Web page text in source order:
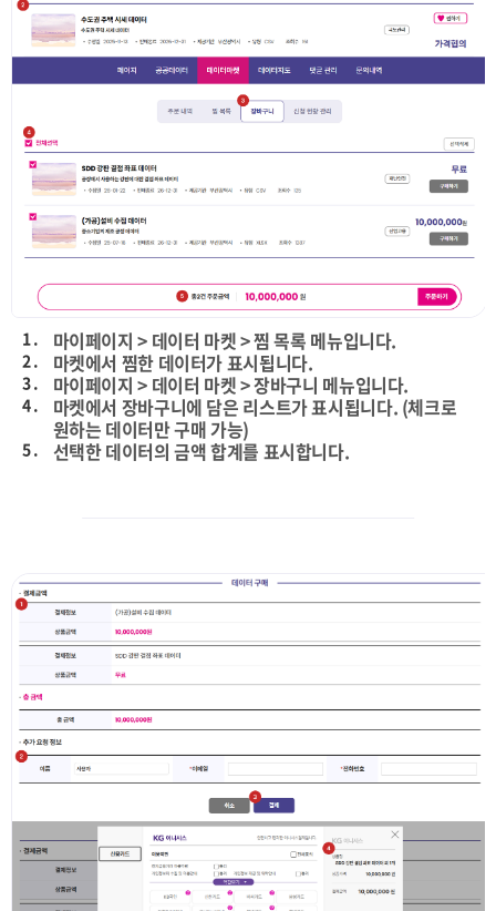
1 . 마이페이지 > 데이터 마켓 > 찜 목록 메뉴입니다.
2 . 마켓에서 찜한 데이터가 표시됩니다.
3 . 마이페이지 > 데이터 마켓 > 장바구니 메뉴입니다.
4 .
마켓에서 장바구니에 담은 리스트가 표시됩니다. (체크로
원하는 데이터만 구매 가능)
5 . 선택한 데이터의 금액 합계를 표시합니다.